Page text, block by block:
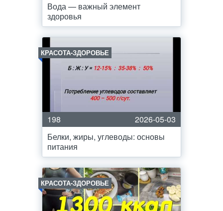
Вода — важный элемент
здоровья
КРАСОТА-ЗДОРОВЬЕ
198
2026-05-03
Белки, жиры, углеводы: основы
питания
КРАСОТА-ЗДОРОВЬЕ